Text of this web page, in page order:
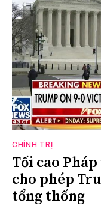
CHÍNH TRỊ
Tối cao
cho phép
tổng thống